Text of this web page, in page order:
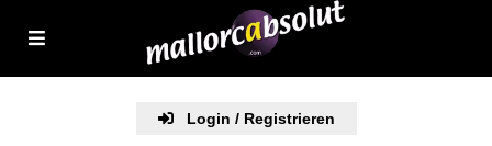
Login / Registrieren